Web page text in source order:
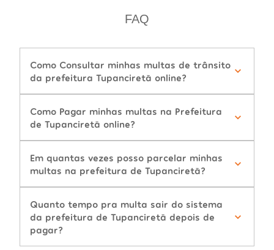
FAQ
Como Consultar minhas multas de trânsito
da prefeitura Tupanciretã online?
Como Pagar minhas multas na Prefeitura
de Tupanciretã online?
Em quantas vezes posso parcelar minhas
multas na prefeitura de Tupanciretã?
Quanto tempo pra multa sair do sistema
da prefeitura de Tupanciretã depois de
pagar?